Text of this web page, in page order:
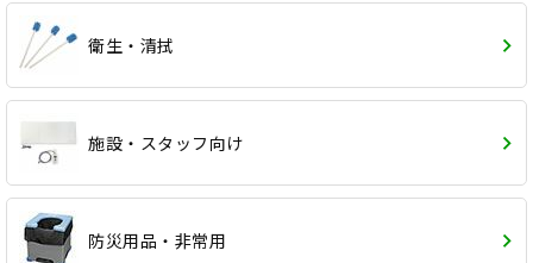
衛生・清拭
施設・スタッフ向け
防災用品・非常用